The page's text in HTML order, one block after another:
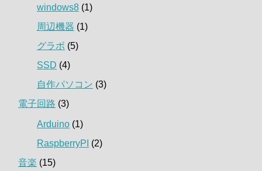
windows8 (1)
周辺機器 (1)
グラボ (5)
SSD (4)
自作パソコン (3)
電子回路 (3)
Arduino (1)
RaspberryPI (2)
音楽 (15)